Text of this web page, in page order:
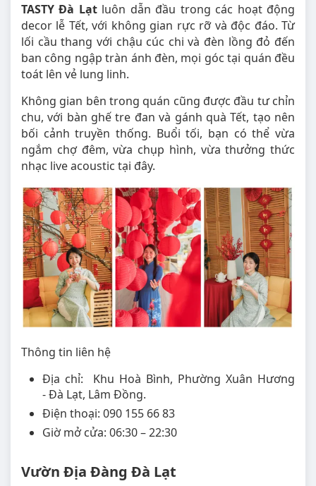
TASTY Đà Lạt luôn dẫn đầu trong các hoạt động
decor lễ Tết, với không gian rực rỡ và độc đáo. Từ
lối cầu thang với chậu cúc chi và đèn lồng đỏ đến
ban công ngập tràn ánh đèn, mọi góc tại quán đều
toát lên vẻ lung linh.
Không gian bên trong quán cũng được đầu tư chỉn
chu, với bàn ghế tre đan và gánh quà Tết, tạo nên
bối cảnh truyền thống. Buổi tối, bạn có thể vừa
ngắm chợ đêm, vừa chụp hình, vừa thưởng thức
nhạc live acoustic tại đây.
Thông tin liên hệ
Địa chỉ: Khu Hoà Bình, Phường Xuân Hương
- Đà Lạt, Lâm Đồng.
Điện thoại: 090 155 66 83
Giờ mở cửa: 06:30 – 22:30
Vườn Địa Đàng Đà Lạt